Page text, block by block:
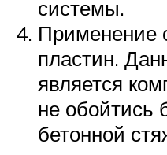
системы.
Применение
пластин.
является
не обойтись
бетонной